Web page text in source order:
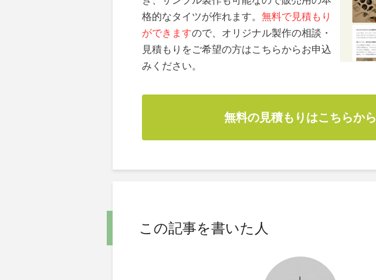
格的なタイツが作れます。 無料で見積もり
ができますので、オリジナル製作の相談・
見積もりをご希望の方はこちらからお申込
みください。
無料の見積もりはこちらから
この記事を書いた人